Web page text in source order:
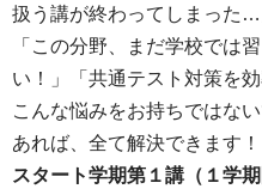
扱う講が終わってしまった…
「この分野、まだ学校では
い！」「共通テスト対策を
こんな悩みをお持ちではな
あれば、全て解決できます！
スタート学期第１講（１学